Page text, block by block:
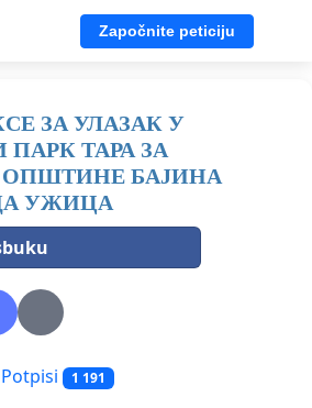
Započnite peticiju
ЗА УЛАЗАК У
ТАРА ЗА
БАЈИНА
УЖИЦА
Potpisi 1 191